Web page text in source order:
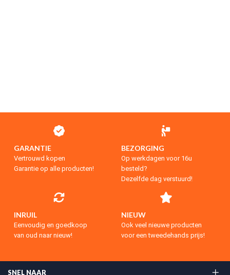
GARANTIE
Vertrouwd kopen
Garantie op alle producten!
BEZORGING
Op werkdagen voor 16u
besteld?
Dezelfde dag verstuurd!
INRUIL
Eenvoudig en goedkoop
van oud naar nieuw!
NIEUW
Ook veel nieuwe producten
voor een tweedehands prijs!
SNEL NAAR